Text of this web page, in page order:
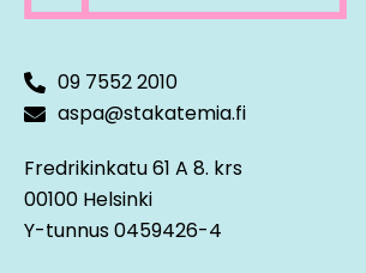
09 7552 2010
aspa@stakatemia.fi
Fredrikinkatu 61 A 8. krs
00100 Helsinki
Y-tunnus 0459426-4